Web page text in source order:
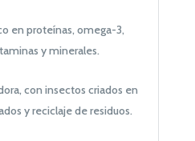
en proteínas, omega-3,
y minerales.
con insectos criados en
y reciclaje de residuos.